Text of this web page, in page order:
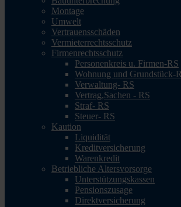
Montage
Umwelt
Vertrauensschäden
Vermieterrechtsschutz
Firmenrechtsschutz
Personenkreis u. Firmen-RS
Wohnung und Grundstück-
Verwaltung- RS
Vertrag,Sachen - RS
Straf- RS
Steuer- RS
Kaution
Liquidität
Kreditversicherung
Warenkredit
Betriebliche Altersvorsorge
Unterstützungskassen
Pensionszusage
Direktversicherung